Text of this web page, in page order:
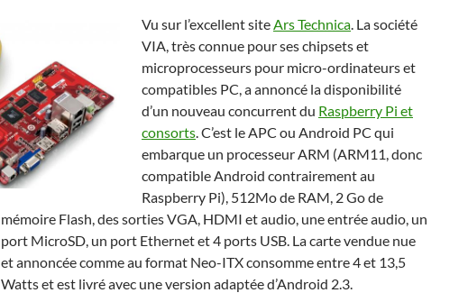
Vu sur l’excellent siteArs Technica. La société
VIA, très connue pour ses chipsets et
microprocesseurs pour micro-ordinateurs et
compatibles PC, a annoncé la disponibilité
d’un nouveau concurrent du Raspberry Pi et
consorts. C’est le APC ou Android PC qui
embarque un processeur ARM (ARM11, donc
compatible Android contrairement au
Raspberry Pi), 512Mo de RAM, 2 Go de
mémoire Flash, des sorties VGA, HDMI et audio, une entrée audio, un
port MicroSD, un port Ethernet et 4 ports USB. La carte vendue nue
et annoncée comme au format Neo-ITX consomme entre 4 et 13,5
Watts et est livré avec une version adaptée d’Android 2.3.